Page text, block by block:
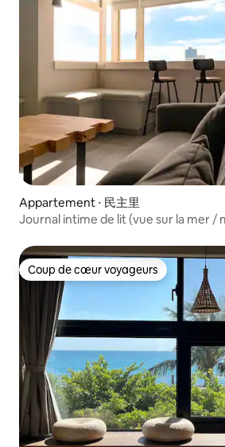
Appartement ⋅ 民主里
Journal intime de lit (vue sur la mer /
chambres, un salon et deux salles de
Coup de cœur voyageurs
Coup de cœur voyageurs